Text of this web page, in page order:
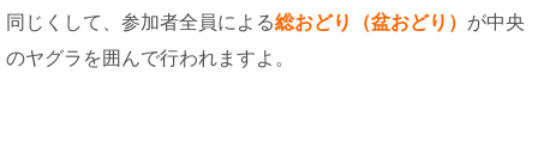
同じくして、参加者全員による総おどり（盆おどり） が中央
のヤグラを囲んで行われますよ。